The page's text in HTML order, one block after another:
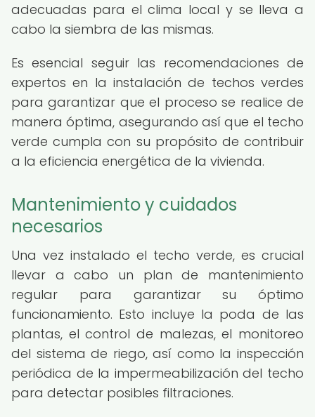
adecuadas para el clima local y se lleva a
cabo la siembra de las mismas.
Es esencial seguir las recomendaciones de
expertos en la instalación de techos verdes
para garantizar que el proceso se realice de
manera óptima, asegurando así que el techo
verde cumpla con su propósito de contribuir
a la eficiencia energética de la vivienda.
Mantenimiento y cuidados
necesarios
Una vez instalado el techo verde, es crucial
llevar a cabo un plan de mantenimiento
regular para garantizar su óptimo
funcionamiento. Esto incluye la poda de las
plantas, el control de malezas, el monitoreo
del sistema de riego, así como la inspección
periódica de la impermeabilización del techo
para detectar posibles filtraciones.